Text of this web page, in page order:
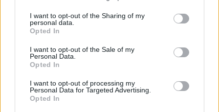
I want to opt-out of the Sharing of my
personal data.
Opted In
I want to opt-out of the Sale of my
Personal Data.
Opted In
I want to opt-out of processing my
Personal Data for Targeted Advertising.
Opted In
Videoscrittura, fogli di calcolo e presentazioni
sono gli strumenti che più spesso mettono in
difficoltà l’autodidatta. Un documento
formattato a mano, con spazi e invii a martello,
si scompone appena qualcuno lo apre su un
altro computer. La soluzione passa per gli stili,
una formattazione coerente, l’esportazione in